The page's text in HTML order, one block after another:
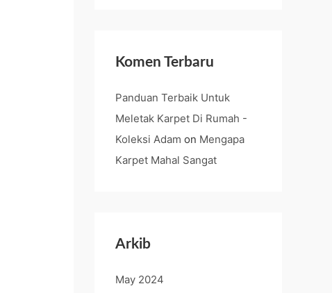
Komen Terbaru
Panduan Terbaik Untuk
Meletak Karpet Di Rumah -
Koleksi Adam on Mengapa
Karpet Mahal Sangat
Arkib
May 2024